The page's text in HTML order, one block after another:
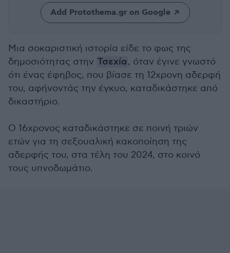
Add Protothema.gr on Google
Μια σοκαριστική ιστορία είδε το φως της
δημοσιότητας στην Τσεχία, όταν έγινε γνωστό
ότι ένας έφηβος, που βίασε τη 12χρονη αδερφή
του, αφήνοντάς την έγκυο, καταδικάστηκε από
δικαστήριο.
Ο 16χρονος καταδικάστηκε σε ποινή τριών
ετών για τη σεξουαλική κακοποίηση της
αδερφής του, στα τέλη του 2024, στο κοινό
τους υπνοδωμάτιο.